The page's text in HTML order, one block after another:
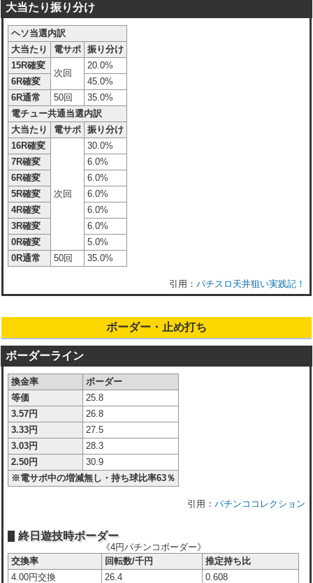
大当たり振り分け
ヘソ当選内訳
大当たり
電サポ
振り分け
15R確変
次回
20.0%
6R確変
45.0%
6R通常
50回
35.0%
電チュー共通当選内訳
大当たり
電サポ
振り分け
16R確変
次回
30.0%
7R確変
6.0%
6R確変
6.0%
5R確変
6.0%
4R確変
6.0%
3R確変
6.0%
0R確変
5.0%
0R通常
50回 35.0%
パチスロ天井狙い実践記！
ボーダー・止め打ち
ボーダーライン
換金率
ボーダー
等価
25.8
3.57円
26.8
3.33円
27.5
3.03円
28.3
2.50円
30.9
※電サポ中の増減無し・持ち球比率63％
パチンココレクション
終日遊技時ボーダー
《4円パチンコボーダー》
交換率
回転数/千円
推定持ち比
4.00円交換
26.4
0.608